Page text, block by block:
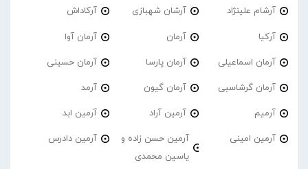
آرشام علینژاد آرشان شهبازی آرکاداش
آرکیا آرمان آرمان آوا
آرمان اسماعیلی آرمان پارسا آرمان حسینی
آرمان گرشاسبی آرمان گیون آرمد
آرمیم آرمین آراد آرمین ابد
آرمین امینی
آرمین حسن زاده و
یاسین محمدی
آرمین دادرس